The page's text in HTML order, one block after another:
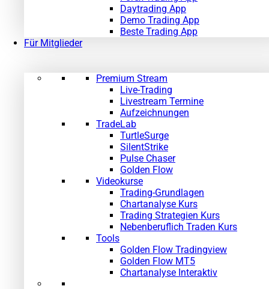
Daytrading App
Demo Trading App
Beste Trading App
Für Mitglieder
Premium Stream
Live-Trading
Livestream Termine
Aufzeichnungen
TradeLab
TurtleSurge
SilentStrike
Pulse Chaser
Golden Flow
Videokurse
Trading-Grundlagen
Chartanalyse Kurs
Trading Strategien Kurs
Nebenberuflich Traden Kurs
Tools
Golden Flow Tradingview
Golden Flow MT5
Chartanalyse Interaktiv